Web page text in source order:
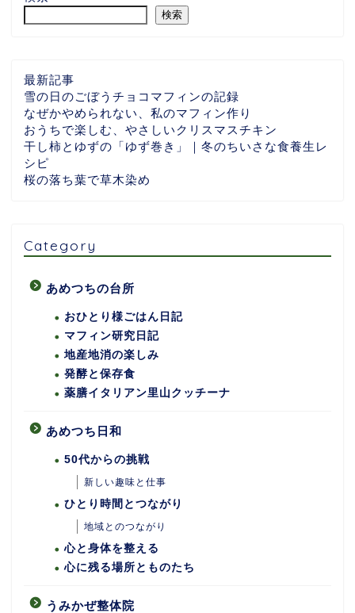
検索
最新記事
雪の日のごぼうチョコマフィンの記録
なぜかやめられない、私のマフィン作り
おうちで楽しむ、やさしいクリスマスチキン
干し柿とゆずの「ゆず巻き」｜冬のちいさな食養生レ
シピ
桜の落ち葉で草木染め
Category
あめつちの台所
おひとり様ごはん日記
マフィン研究日記
地産地消の楽しみ
発酵と保存食
薬膳イタリアン里山クッチーナ
あめつち日和
50代からの挑戦
新しい趣味と仕事
ひとり時間とつながり
地域とのつながり
心と身体を整える
心に残る場所とものたち
うみかぜ整体院